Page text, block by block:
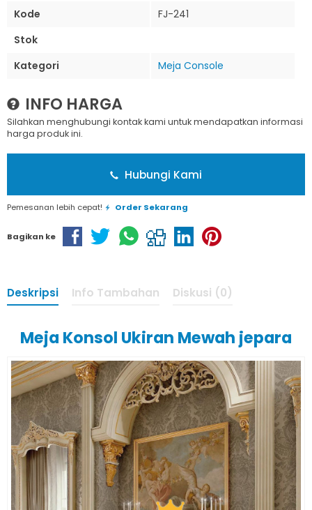
Kode
FJ-241
Stok
Kategori
Meja Console
INFO HARGA
Silahkan menghubungi kontak kami untuk mendapatkan informasi
harga produk ini.
Hubungi Kami
Pemesanan lebih cepat! Order Sekarang
Bagikan ke
Deskripsi Info Tambahan Diskusi (0)
Meja Konsol Ukiran Mewah jepara